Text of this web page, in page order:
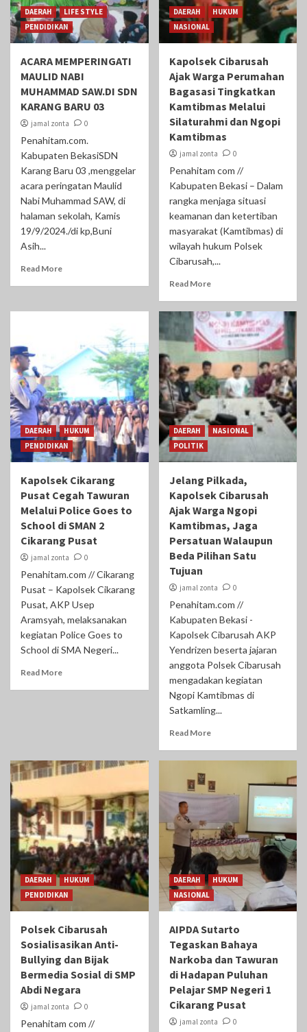
DAERAH
LIFE STYLE
PENDIDIKAN
ACARA MEMPERINGATI
MAULID NABI
MUHAMMAD SAW.DI SDN
KARANG BARU 03
jamal zonta 0
Penahitam.com.
Kabupaten BekasiSDN
Karang Baru 03 ,menggelar
acara peringatan Maulid
Nabi Muhammad SAW, di
halaman sekolah, Kamis
19/9/2024./di kp,Buni
Asih...
Read More
DAERAH
HUKUM
NASIONAL
Kapolsek Cibarusah
Ajak Warga Perumahan
Bagasasi Tingkatkan
Kamtibmas Melalui
Silaturahmi dan Ngopi
Kamtibmas
jamal zonta 0
Penahitam com //
Kabupaten Bekasi – Dalam
rangka menjaga situasi
keamanan dan ketertiban
masyarakat (Kamtibmas) di
wilayah hukum Polsek
Cibarusah,...
Read More
DAERAH
HUKUM
PENDIDIKAN
Kapolsek Cikarang
Pusat Cegah Tawuran
Melalui Police Goes to
School di SMAN 2
Cikarang Pusat
jamal zonta 0
Penahitam.com // Cikarang
Pusat – Kapolsek Cikarang
Pusat, AKP Usep
Aramsyah, melaksanakan
kegiatan Police Goes to
School di SMA Negeri...
Read More
DAERAH
NASIONAL
POLITIK
Jelang Pilkada,
Kapolsek Cibarusah
Ajak Warga Ngopi
Kamtibmas, Jaga
Persatuan Walaupun
Beda Pilihan Satu
Tujuan
jamal zonta 0
Penahitam.com //
Kabupaten Bekasi -
Kapolsek Cibarusah AKP
Yendrizen beserta jajaran
anggota Polsek Cibarusah
mengadakan kegiatan
Ngopi Kamtibmas di
Satkamling...
Read More
DAERAH
HUKUM
PENDIDIKAN
Polsek Cibarusah
Sosialisasikan Anti-
Bullying dan Bijak
Bermedia Sosial di SMP
Abdi Negara
jamal zonta 0
Penahitam com //
DAERAH
HUKUM
NASIONAL
AIPDA Sutarto
Tegaskan Bahaya
Narkoba dan Tawuran
di Hadapan Puluhan
Pelajar SMP Negeri 1
Cikarang Pusat
jamal zonta 0